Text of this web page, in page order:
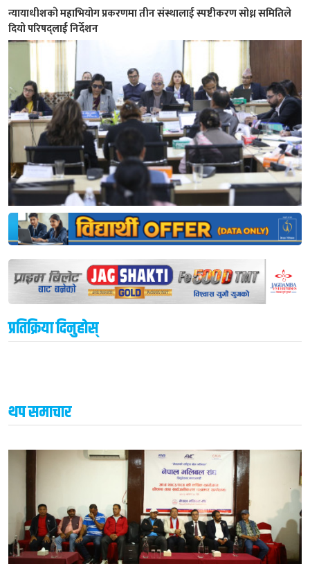
न्यायाधीशकाे महाभियोग प्रकरणमा तीन संस्थालाई स्पष्टीकरण सोध्न समितिले
दियो परिषद्लाई निर्देशन
प्रतिक्रिया दिनुहोस्
थप समाचार